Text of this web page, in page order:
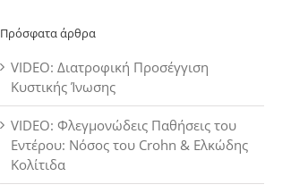
Πρόσφατα άρθρα
VIDEO: Διατροφική Προσέγγιση
Κυστικής Ίνωσης
VIDEO: Φλεγμονώδεις Παθήσεις του
Εντέρου: Νόσος του Crohn & Ελκώδης
Κολίτιδα